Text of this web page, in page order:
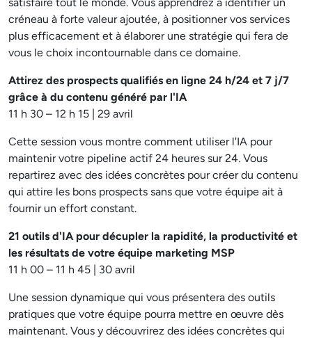
créneau à forte valeur ajoutée, à positionner vos services
plus efficacement et à élaborer une stratégie qui fera de
vous le choix incontournable dans ce domaine.
Attirez des prospects qualifiés en ligne 24 h/24 et 7 j/7
grâce à du contenu généré par l'IA
11 h 30 – 12 h 15 | 29 avril
Cette session vous montre comment utiliser l'IA pour
maintenir votre pipeline actif 24 heures sur 24. Vous
repartirez avec des idées concrètes pour créer du contenu
qui attire les bons prospects sans que votre équipe ait à
fournir un effort constant.
21 outils d'IA pour décupler la rapidité, la productivité et
les résultats de votre équipe marketing MSP
11 h 00 – 11 h 45 | 30 avril
Une session dynamique qui vous présentera des outils
pratiques que votre équipe pourra mettre en œuvre dès
maintenant. Vous y découvrirez des idées concrètes qui